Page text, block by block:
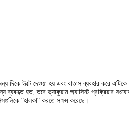
দিকে উল্টে দেওয়া হয় এবং বাতাস ব্যবহার করে
হত, তবে ভ্যাকুয়াম অ্যাসিস্ট প্রক্রিয়ার
"হালকা" করতে সক্ষম করেছে।